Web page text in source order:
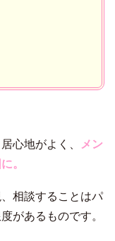
心地がよく、
メン
。
相談することはパ
があるものです。